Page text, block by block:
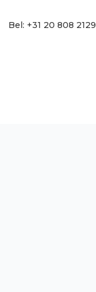
Bel: +31 20 808 2129